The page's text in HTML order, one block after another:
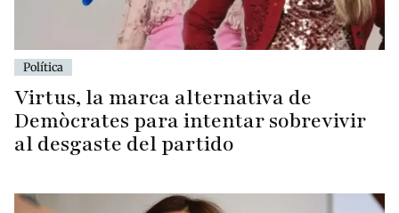
Política
Virtus, la marca alternativa de
Demòcrates para intentar sobrevivir
al desgaste del partido